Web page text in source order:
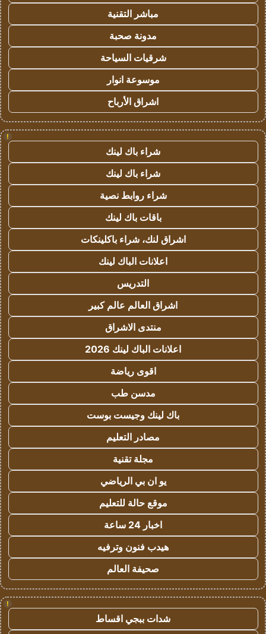
مباشر التقنية
مدونة صحبة
شرقيات السياحة
موسوعة انوار
اشراق الأرباح
!
شراء باك لينك
شراء باك لينك
شراء روابط نصية
باقات باك لينك
اشراق لنك، شراء باكلينكات
اعلانات الباك لينك
التدريس
اشراق العالم عالم كبير
منتدى الاشراق
اعلانات الباك لينك 2026
اقوى رياضة
مدسن طب
باك لينك وجيست بوست
مصادر التعليم
مجلة تقنية
يو ان بي الرياضي
موقع حالة للتعليم
اخبار 24 ساعة
هيدب فنون وترفيه
صحيفة العالم
!
شدات ببجي اقساط